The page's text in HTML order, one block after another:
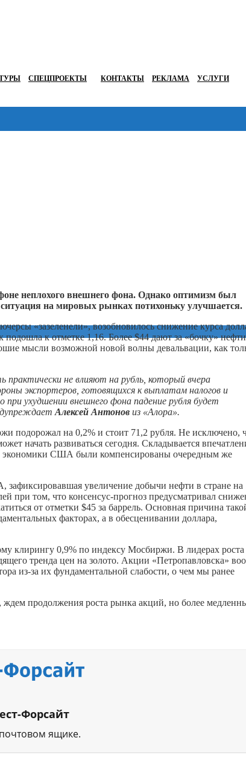
СПЕЦПРОЕКТЫ КОНТАКТЫ РЕКЛАМА УСЛУГИ
неплохого внешнего фона. Однако оптимизм был
на мировых рынках потихоньку улучшается.
«зазеленели», возобновилось снижение курса
к отметке 1,16. Более $44 дают за «бочку» нефти
мысли возможной новой волны девальвации, как
практически не влияют на рубль, который вчера
экспортеров, готовящихся к выплатам налогов и
ухудшении внешнего фона падение рубля будет
Алексей Антонов из «Алора».
подорожал на 0,2% и стоит 71,2 рубля. Не исключено,
начать развиваться сегодня. Складывается
экономики США были компенсированы очередным же
увеличение добычи нефти в стране на
при том, что консенсус-прогноз предусматривал
от отметки $45 за баррель. Основная причина
факторах, а в обесценивании доллара,
клирингу 0,9% по индексу Мосбиржи. В лидерах
тренда цен на золото. Акции «Петропавловска»
из-за их фундаментальной слабости, о чем мы ранее
продолжения роста рынка акций, но более
Форсайт
ящике.